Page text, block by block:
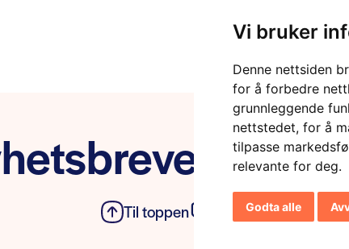
Vi bruker
Denne nettsiden
for å forbedre
grunnleggende
nettstedet, for å
tilpasse
relevante for deg.
Godta alle
vårt
Til toppen Personvern